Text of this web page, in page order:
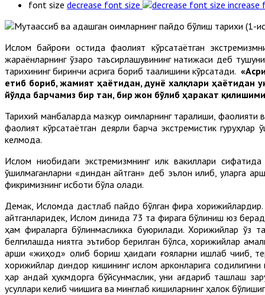
font size decrease font size increase
Ислом байроғи остида фаолият кўрсатаётган
жараёнларнинг ўзаро таъсирлашувининг натижаси деб
тарихининг биринчи асрига бориб тақалишини кўрсатади.
етиб бориб, жамият ҳаётидан, дунё халқлари ҳаётидан
йўлда барчамиз бир тан, бир жон бўлиб ҳаракат
Тарихий манбаларда мазкур оқимларнинг тарқалиши,
фаолият кўрсатаётган деярли барча экстремистик гуруҳлар
келмоқда.
Ислом ниқобидаги экстремизмнинг илк вакиллари
қўшилмаганларни «диндан қайтган» деб эълон қилиб, уларга
фикримизнинг исботи бўла олади.
Демак, Исломда дастлаб пайдо бўлган фирқа
айтганларидек, Ислом динида 73 та фирқага бўлиниш юз
ҳам фирқаларга бўлинмасликка буюрилади. Хорижийлар ўз
белгилашда ниятга эътибор берилган бўлса, хорижийлар
қарши «жиҳод» олиб бориш ҳақидаги ғояларни ишлаб чиқиб,
хорижийлар диндор кишининг ислом арконларига содиқлигини
ҳар қандай ҳукмдорга бўйсунмаслик, уни ағдариб ташлаш
усуллари келиб чиқишига ва минглаб кишиларнинг ҳалок